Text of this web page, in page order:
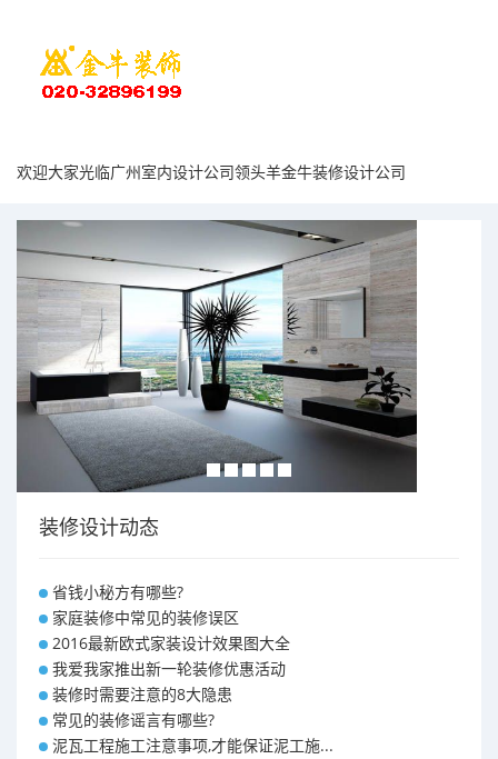
欢迎大家光临广州室内设计公司领头羊金牛装修设计公司
装修设计动态
省钱小秘方有哪些?
家庭装修中常见的装修误区
2016最新欧式家装设计效果图大全
我爱我家推出新一轮装修优惠活动
装修时需要注意的8大隐患
常见的装修谣言有哪些?
泥瓦工程施工注意事项,才能保证泥工施...